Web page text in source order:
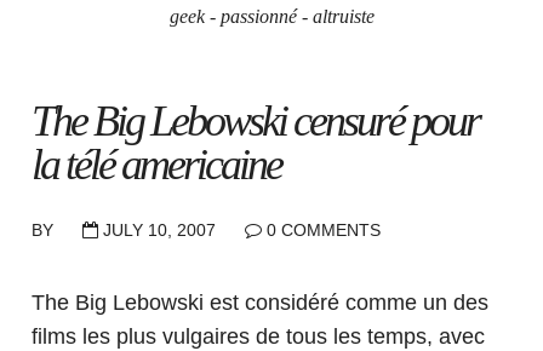
geek - passionné - altruiste
The Big Lebowski censuré pour
la télé americaine
BY JULY 10, 2007 0 COMMENTS
The Big Lebowski est considéré comme un des
films les plus vulgaires de tous les temps, avec